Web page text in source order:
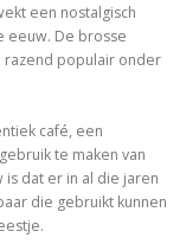
een nostalgisch
eeuw. De brosse
razend populair onder
café, een
te maken van
dat er in al die jaren
die gebruikt kunnen